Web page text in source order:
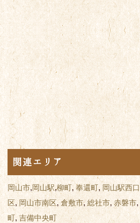
関連エリア
岡山市,岡山駅,柳町, 奉還町, 岡山駅西口
区,岡山市南区,倉敷市,総社市,赤磐市,
町,吉備中央町